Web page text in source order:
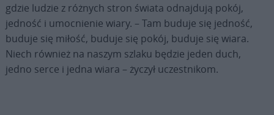
gdzie ludzie z różnych stron świata odnajdują pokój,
jedność i umocnienie wiary. – Tam buduje się jedność,
buduje się miłość, buduje się pokój, buduje się wiara.
Niech również na naszym szlaku będzie jeden duch,
jedno serce i jedna wiara – życzył uczestnikom.